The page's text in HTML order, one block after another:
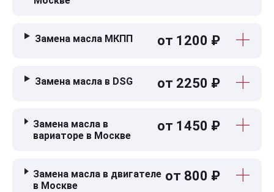
Замена масла МКПП от 1200 ₽
Замена масла в DSG от 2250 ₽
Замена масла в
вариаторе в Москве
от 1450 ₽
Замена масла в двигателе
в Москве
от 800 ₽